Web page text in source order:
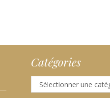
Catégories
Catégories